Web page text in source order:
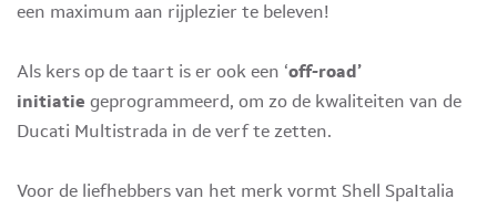
een maximum aan rijplezier te beleven!
Als kers op de taart is er ook een ‘off-road’
initiatie geprogrammeerd, om zo de kwaliteiten van de
Ducati Multistrada in de verf te zetten.
Voor de liefhebbers van het merk vormt Shell SpaItalia